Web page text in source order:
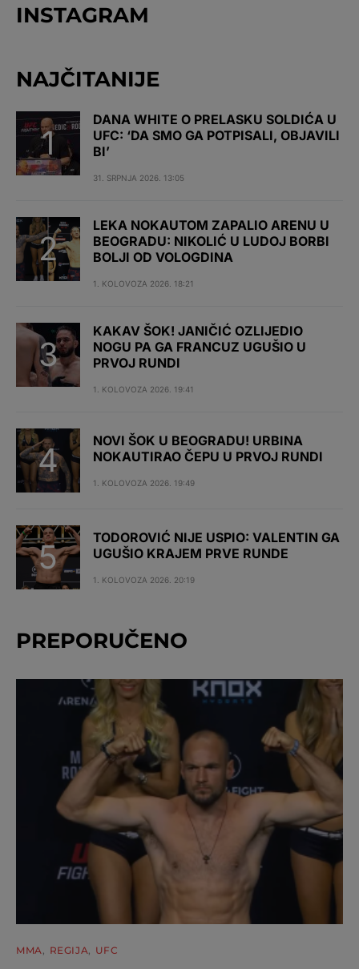
INSTAGRAM
NAJČITANIJE
DANA WHITE O PRELASKU SOLDIĆA U
UFC: ‘DA SMO GA POTPISALI, OBJAVILI
BI’
31. SRPNJA 2026. 13:05
LEKA NOKAUTOM ZAPALIO ARENU U
BEOGRADU: NIKOLIĆ U LUDOJ BORBI
BOLJI OD VOLOGDINA
1. KOLOVOZA 2026. 18:21
KAKAV ŠOK! JANIČIĆ OZLIJEDIO
NOGU PA GA FRANCUZ UGUŠIO U
PRVOJ RUNDI
1. KOLOVOZA 2026. 19:41
NOVI ŠOK U BEOGRADU! URBINA
NOKAUTIRAO ČEPU U PRVOJ RUNDI
1. KOLOVOZA 2026. 19:49
TODOROVIĆ NIJE USPIO: VALENTIN GA
UGUŠIO KRAJEM PRVE RUNDE
1. KOLOVOZA 2026. 20:19
PREPORUČENO
MMA REGIJA UFC